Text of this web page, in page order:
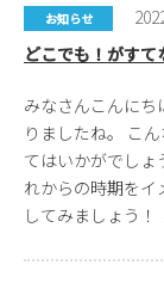
お知らせ
どこでも！がす
みなさんこんにち
りましたね。 こ
てはいかがでしょ
れからの時期を
してみましょう